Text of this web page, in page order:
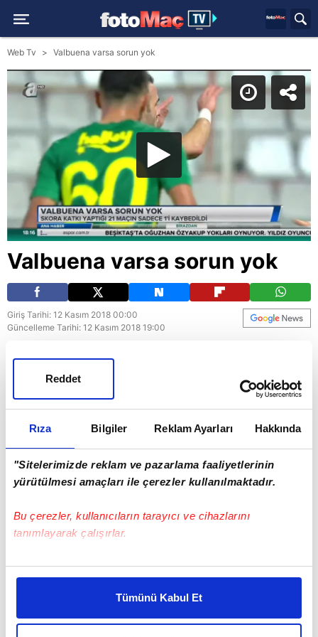
Rıza Bilgiler Reklam Ayarları Hakkında
"Sitelerimizde reklam ve pazarlama faaliyetlerinin
yürütülmesi amaçları ile çerezler kullanılmaktadır.
Bu çerezler, kullanıcıların tarayıcı ve cihazlarını
tanımlayarak çalışırlar.
Bu çerezlere izin vermeniz halinde sizlere özel
daha iyi reklam deneyimi yaşatabiliriz. Bunu yaparken
amacımızın size daha iyi bir reklam deneyimi sunmak
Tümünü Kabul Et
Reddet
Web Tv Valbuena varsa sorun yok
Valbuena varsa sorun yok
Giriş Tarihi: 12 Kasım 2018 00:00
Güncelleme Tarihi: 12 Kasım 2018 19:00
başlayan Valbuena, 2 gol 3 asistle takımını
sırtladı...
Fenerbahçe